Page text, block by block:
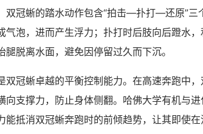
双冠蜥的踏水动作包含“拍击—扑打—还原”三
气泡，进而产生浮力；扑打时后肢向后蹬水
腿脱离水面，避免因停留过久而下沉。
冠蜥卓越的平衡控制能力。在高速奔跑中，
向支撑力，防止身体侧翻。哈佛大学有机与
能抵消双冠蜥奔跑时的前倾趋势，让其即使在